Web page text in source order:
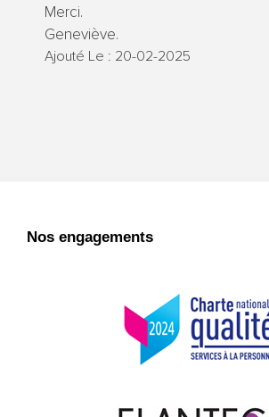
Merci.
Geneviève.
Ajouté Le : 20-02-2025
Nos engagements